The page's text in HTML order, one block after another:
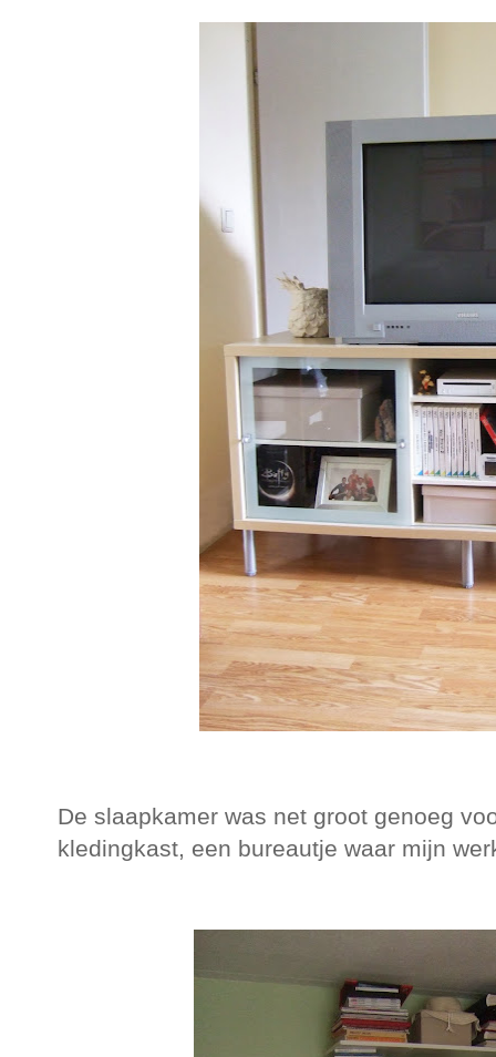
De slaapkamer was net groot genoeg
kledingkast, een bureautje waar mijn